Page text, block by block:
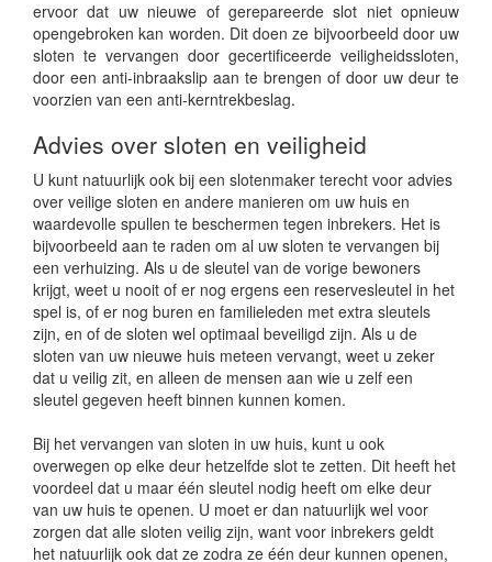
ervoor dat uw nieuwe of gerepareerde slot niet opnieuw
opengebroken kan worden. Dit doen ze bijvoorbeeld door uw
sloten te vervangen door gecertificeerde veiligheidssloten,
door een anti-inbraakslip aan te brengen of door uw deur te
voorzien van een anti-kerntrekbeslag.
Advies over sloten en veiligheid
U kunt natuurlijk ook bij een slotenmaker terecht voor advies
over veilige sloten en andere manieren om uw huis en
waardevolle spullen te beschermen tegen inbrekers. Het is
bijvoorbeeld aan te raden om al uw sloten te vervangen bij
een verhuizing. Als u de sleutel van de vorige bewoners
krijgt, weet u nooit of er nog ergens een reservesleutel in het
spel is, of er nog buren en familieleden met extra sleutels
zijn, en of de sloten wel optimaal beveiligd zijn. Als u de
sloten van uw nieuwe huis meteen vervangt, weet u zeker
dat u veilig zit, en alleen de mensen aan wie u zelf een
sleutel gegeven heeft binnen kunnen komen.
Bij het vervangen van sloten in uw huis, kunt u ook
overwegen op elke deur hetzelfde slot te zetten. Dit heeft het
voordeel dat u maar één sleutel nodig heeft om elke deur
van uw huis te openen. U moet er dan natuurlijk wel voor
zorgen dat alle sloten veilig zijn, want voor inbrekers geldt
het natuurlijk ook dat ze zodra ze één deur kunnen openen,